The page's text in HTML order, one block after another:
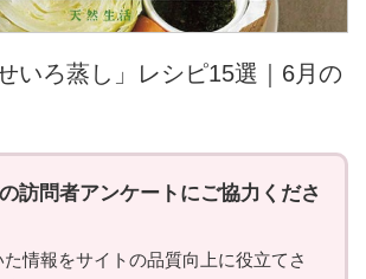
いろ蒸し」レシピ15選｜6月の